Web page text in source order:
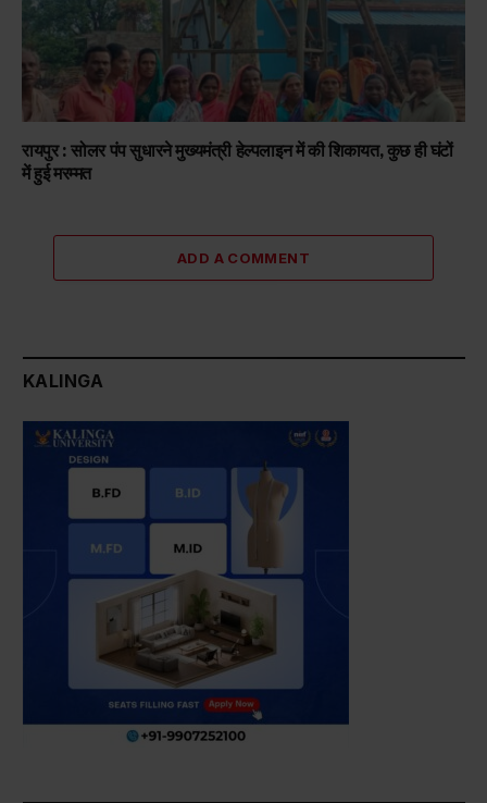
रायपुर : सोलर पंप सुधारने मुख्यमंत्री हेल्पलाइन में की शिकायत, कुछ ही घंटों
में हुई मरम्मत
ADD A COMMENT
KALINGA